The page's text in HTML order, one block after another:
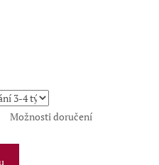
Možnosti doručení